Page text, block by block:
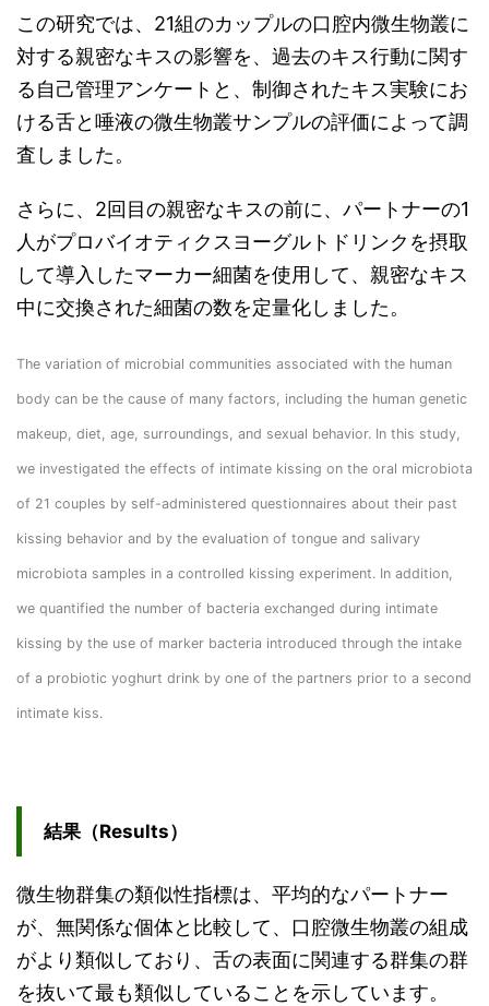
この研究では、21組のカップルの口腔内微生物叢に
対する親密なキスの影響を、過去のキス行動に関す
る自己管理アンケートと、制御されたキス実験にお
ける舌と唾液の微生物叢サンプルの評価によって調
査しました。
さらに、2回目の親密なキスの前に、パートナーの1
人がプロバイオティクスヨーグルトドリンクを摂取
して導入したマーカー細菌を使用して、親密なキス
中に交換された細菌の数を定量化しました。
The variation of microbial communities associated with the human
body can be the cause of many factors, including the human genetic
makeup, diet, age, surroundings, and sexual behavior. In this study,
we investigated the effects of intimate kissing on the oral microbiota
of 21 couples by self-administered questionnaires about their past
kissing behavior and by the evaluation of tongue and salivary
microbiota samples in a controlled kissing experiment. In addition,
we quantified the number of bacteria exchanged during intimate
kissing by the use of marker bacteria introduced through the intake
of a probiotic yoghurt drink by one of the partners prior to a second
intimate kiss.
結果（Results）
微生物群集の類似性指標は、平均的なパートナー
が、無関係な個体と比較して、口腔微生物叢の組成
がより類似しており、舌の表面に関連する群集の群
を抜いて最も類似していることを示しています。